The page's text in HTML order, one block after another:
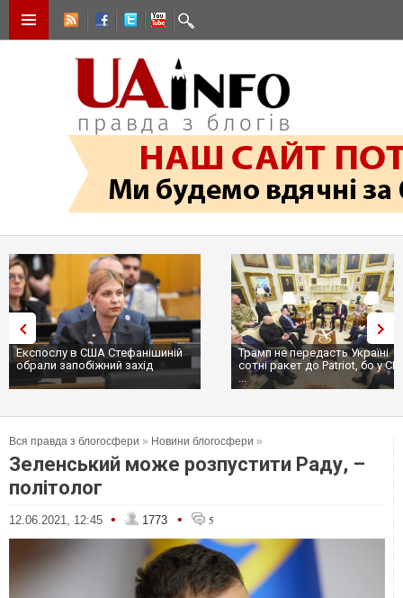
Експослу в США Стефанішиній
обрали запобіжний захід
Трамп не передасть Україні
сотні ракет до Patriot, бо у
...
Вся правда з блогосфери » Новини блогосфери »
Зеленський може розпустити Раду, –
політолог
12.06.2021, 12:45 • 1773 • 5